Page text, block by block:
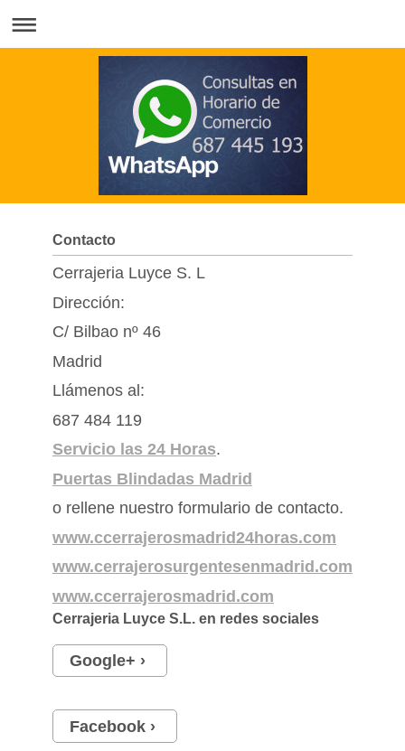
Contacto
Cerrajeria Luyce S. L
Dirección:
C/ Bilbao nº 46
Madrid
Llámenos al:
687 484 119
Servicio las 24 Horas.
Puertas Blindadas Madrid
o rellene nuestro formulario de contacto.
www.ccerrajerosmadrid24horas.com
www.cerrajerosurgentesenmadrid.com
www.ccerrajerosmadrid.com
Cerrajeria Luyce S.L. en redes sociales
Google+
Facebook